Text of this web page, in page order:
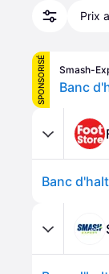
Prix
SPONSORISÉ Smash-
Banc
Banc